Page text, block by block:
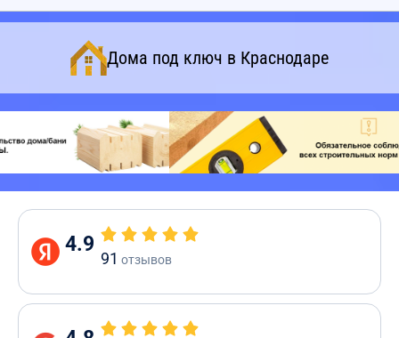
Дома под ключ в Краснодаре
4.9
91 отзывов